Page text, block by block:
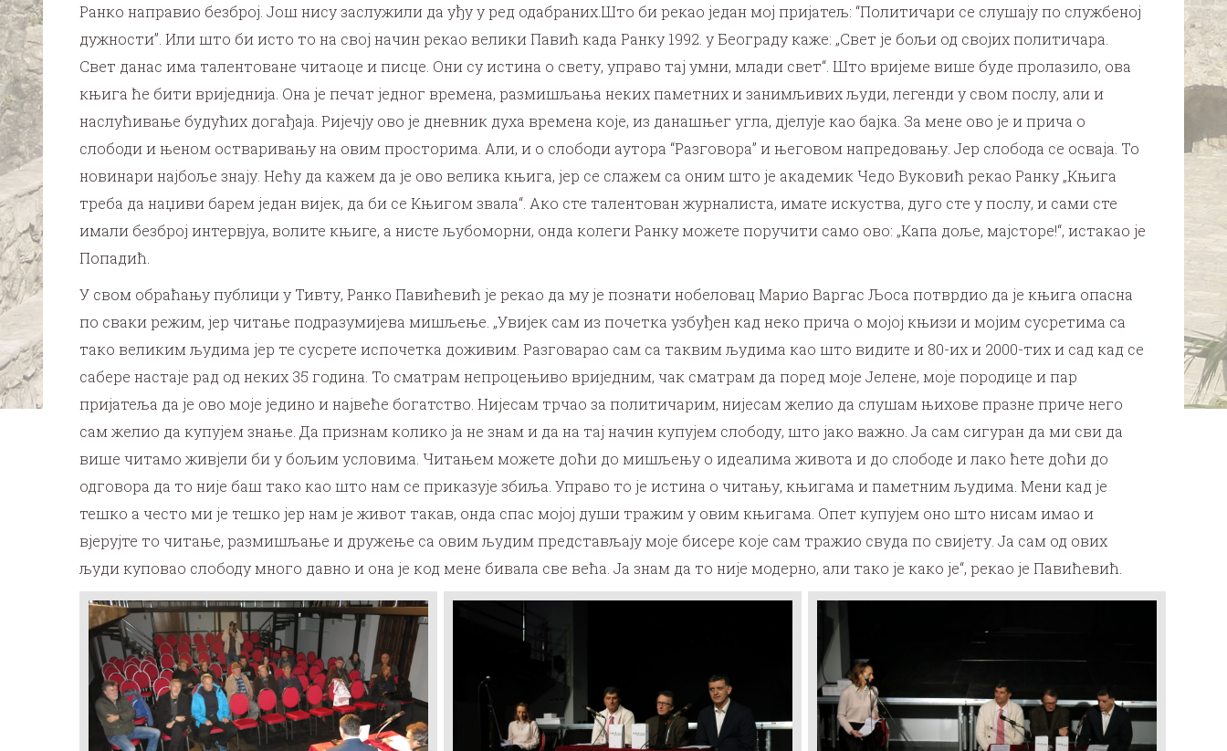
Ранко направио безброј. Још нису заслужили да уђу у ред одабраних.Што би рекао један мој пријатељ: “Политичари се слушају по службеној
дужности”. Или што би исто то на свој начин рекао велики Павић када Ранку 1992. у Београду каже: „Свет је бољи од својих политичара.
Свет данас има талентоване читаоце и писце. Они су истина о свету, управо тај умни, млади свет“. Што вријеме више буде пролазило, ова
књига ће бити вриједнија. Она је печат једног времена, размишљања неких паметних и занимљивих људи, легенди у свом послу, али и
наслућивање будућих догађаја. Ријечју ово је дневник духа времена које, из данашњег угла, дјелује као бајка. За мене ово је и прича о
слободи и њеном остваривању на овим просторима. Али, и о слободи аутора “Разговора” и његовом напредовању. Јер слобода се осваја. То
новинари најбоље знају. Нећу да кажем да је ово велика књига, јер се слажем са оним што је академик Чедо Вуковић рекао Ранку „Књига
треба да наџиви барем један вијек, да би се Књигом звала“. Ако сте талентован журналиста, имате искуства, дуго сте у послу, и сами сте
имали безброј интервјуа, волите књиге, а нисте љубоморни, онда колеги Ранку можете поручити само ово: „Капа доље, мајсторе!“, истакао је
Попадић.
У свом обраћању публици у Тивту, Ранко Павићевић је рекао да му је познати нобеловац Марио Варгас Љоса потврдио да је књига опасна
по сваки режим, јер читање подразумијева мишљење. „Увијек сам из почетка узбуђен кад неко прича о мојој књизи и мојим сусретима са
тако великим људима јер те сусрете испочетка доживим. Разговарао сам са таквим људима као што видите и 80-их и 2000-тих и сад кад се
сабере настаје рад од неких 35 година. То сматрам непроцењиво вриједним, чак сматрам да поред моје Јелене, моје породице и пар
пријатеља да је ово моје једино и највеће богатство. Нијесам трчао за политичарим, нијесам желио да слушам њихове празне приче него
сам желио да купујем знање. Да признам колико ја не знам и да на тај начин купујем слободу, што јако важно. Ја сам сигуран да ми сви да
више читамо живјели би у бољим условима. Читањем можете доћи до мишљењу о идеалима живота и до слободе и лако ћете доћи до
одговора да то није баш тако као што нам се приказује збиља. Управо то је истина о читању, књигама и паметним људима. Мени кад је
тешко а често ми је тешко јер нам је живот такав, онда спас мојој души тражим у овим књигама. Опет купујем оно што нисам имао и
вјерујте то читање, размишљање и дружење са овим људим представљају моје бисере које сам тражио свуда по свијету. Ја сам од ових
људи куповао слободу много давно и она је код мене бивала све већа. Ја знам да то није модерно, али тако је како је“, рекао је Павићевић.